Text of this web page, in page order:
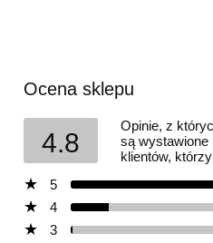
e
gg
er
y
Lu
vo
Ocena sklepu
4.8
Opinie, z
są
klientów,
5
4
3